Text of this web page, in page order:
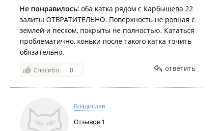
Не понравилось: оба катка рядом с Карбышева 22
залиты ОТВРАТИТЕЛЬНО. Поверхность не ровная с
землей и песком, покрыты не полностью. Кататься
проблематично, коньки после такого катка точить
обязательно.
Спасибо 0 ответить
Владислав
Отзывов 1